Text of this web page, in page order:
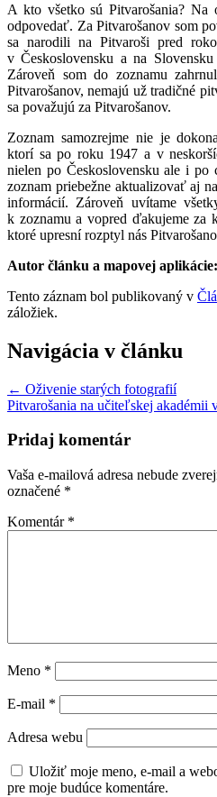
A kto všetko sú Pitvarošania? Na
odpovedať. Za Pitvarošanov som
sa narodili na Pitvaroši pred
v Československu a na
Zároveň som do zoznamu
Pitvarošanov, nemajú už tradičné
sa považujú za Pitvarošanov.
Zoznam samozrejme nie je
ktorí sa po roku 1947 a v
nielen po Československu ale i po
zoznam priebežne aktualizovať aj
informácií. Zároveň uvítame
k zoznamu a vopred ďakujeme za
ktoré upresní rozptyl nás
Autor článku a mapovej aplikácie:
Tento záznam bol publikovaný v
záložiek.
Navigácia v článku
← Oživenie starých fotografií
Pitvarošania na učiteľskej akadémii
Pridaj komentár
Vaša e-mailová adresa nebude
označené *
Komentár *
Meno *
E-mail *
Adresa webu
Uložiť moje meno, e-mail a
pre moje budúce komentáre.